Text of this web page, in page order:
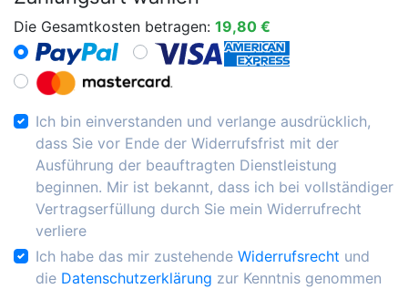
Die Gesamtkosten betragen: 19,80 €
Ich bin einverstanden und verlange ausdrücklich,
dass Sie vor Ende der Widerrufsfrist mit der
Ausführung der beauftragten Dienstleistung
beginnen. Mir ist bekannt, dass ich bei vollständiger
Vertragserfüllung durch Sie mein Widerrufrecht
verliere
Ich habe das mir zustehende Widerrufsrecht und
die Datenschutzerklärung zur Kenntnis genommen